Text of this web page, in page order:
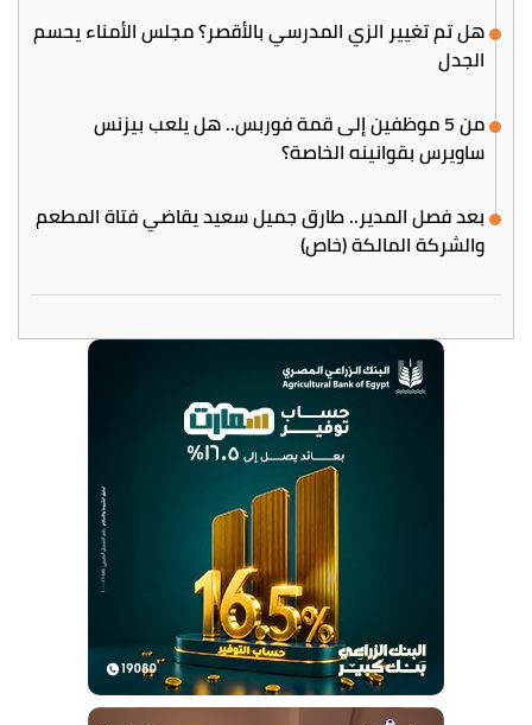
هل تم تغيير الزي المدرسي بالأقصر؟ مجلس الأمناء يحسم
الجدل
من 5 موظفين إلى قمة فوربس.. هل يلعب بيزنس
ساويرس بقوانينه الخاصة؟
بعد فصل المدير.. طارق جميل سعيد يقاضي فتاة المطعم
والشركة المالكة (خاص)